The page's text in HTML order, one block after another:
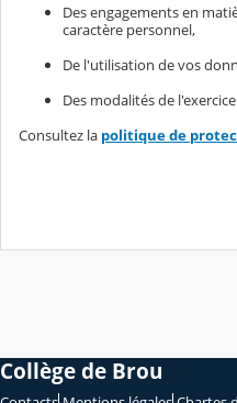
Des engagements en
caractère personnel,
De l'utilisation de vos
Des modalités de
Consultez la politique de
Collège de Brou